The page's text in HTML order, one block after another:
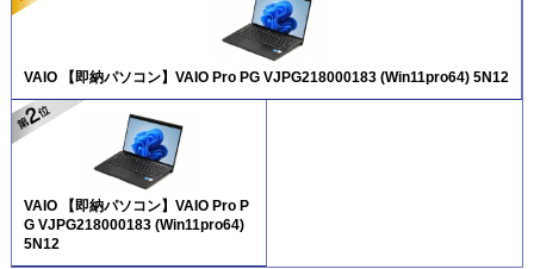
VAIO 【即納パソコン】VAIO Pro PG VJPG218000183 (Win11pro64) 5N12
VAIO 【即納パソコン】VAIO Pro P
G VJPG218000183 (Win11pro64)
5N12